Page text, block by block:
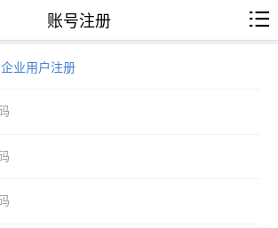
账号注册
企业用户注册